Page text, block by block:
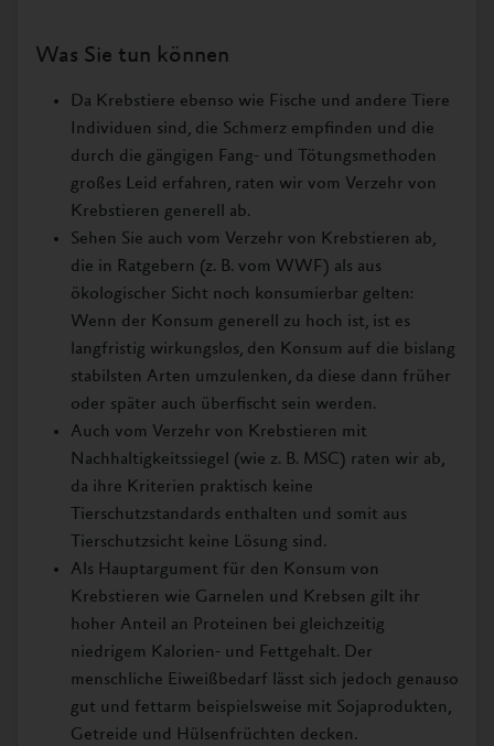
Was Sie tun können
Da Krebstiere ebenso wie Fische und andere Tiere
Individuen sind, die Schmerz empfinden und die
durch die gängigen Fang- und Tötungsmethoden
großes Leid erfahren, raten wir vom Verzehr von
Krebstieren generell ab.
Sehen Sie auch vom Verzehr von Krebstieren ab,
die in Ratgebern (z. B. vom WWF) als aus
ökologischer Sicht noch konsumierbar gelten:
Wenn der Konsum generell zu hoch ist, ist es
langfristig wirkungslos, den Konsum auf die bislang
stabilsten Arten umzulenken, da diese dann früher
oder später auch überfischt sein werden.
Auch vom Verzehr von Krebstieren mit
Nachhaltigkeitssiegel (wie z. B. MSC) raten wir ab,
da ihre Kriterien praktisch keine
Tierschutzstandards enthalten und somit aus
Tierschutzsicht keine Lösung sind.
Als Hauptargument für den Konsum von
Krebstieren wie Garnelen und Krebsen gilt ihr
hoher Anteil an Proteinen bei gleichzeitig
niedrigem Kalorien- und Fettgehalt. Der
menschliche Eiweißbedarf lässt sich jedoch genauso
gut und fettarm beispielsweise mit Sojaprodukten,
Getreide und Hülsenfrüchten decken.